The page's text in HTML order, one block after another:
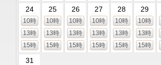
24
10時
13時
15時
25
10時
13時
15時
26
10時
13時
15時
27
10時
13時
15時
28
10時
13時
15時
29
10時
13時
15時
31